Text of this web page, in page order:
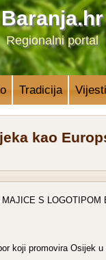
Baranja.hr
Regionalni portal
Tradicija Vijesti
kao
S LOGOTIPOM
koji promovira Osijek